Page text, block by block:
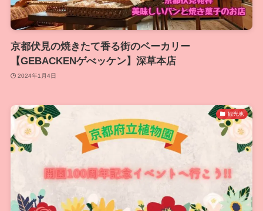
京都伏見の焼きたて香る街のベーカリー
【GEBACKENゲべッケン】深草本店
2024年1月4日
観光地